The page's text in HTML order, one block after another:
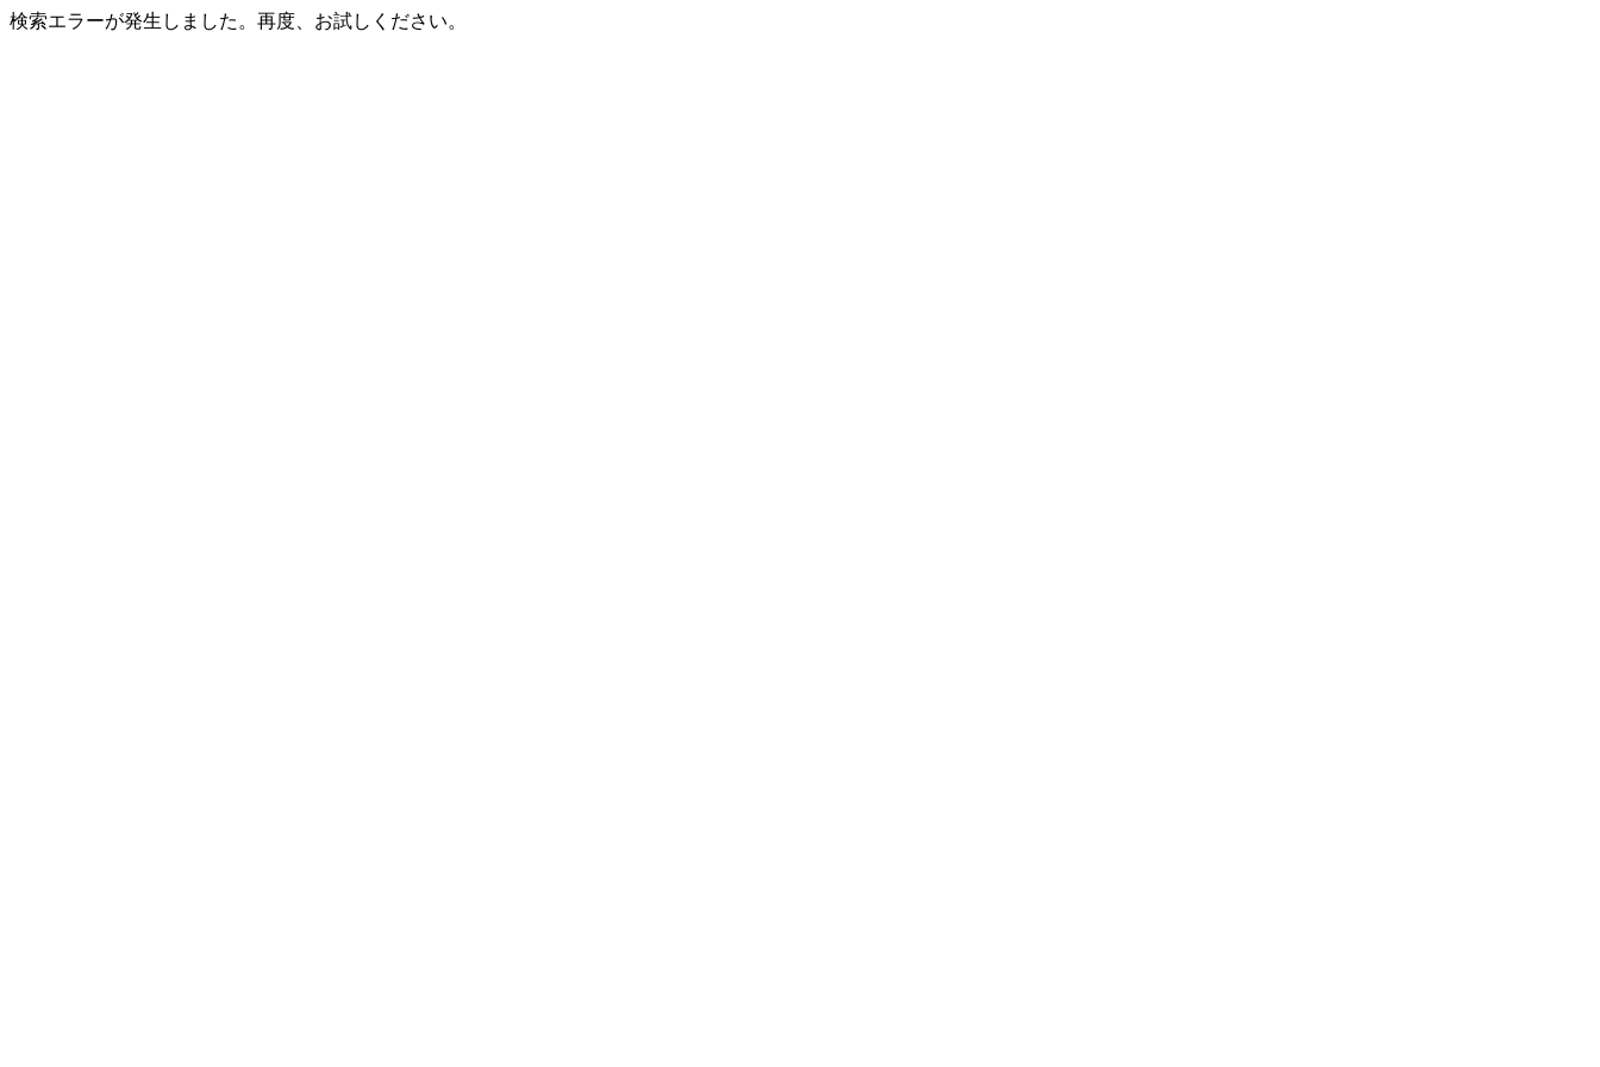
検索エラーが発生しました。再度、お試しください。